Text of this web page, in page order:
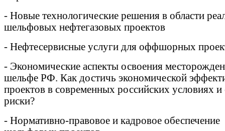
- Новые технологические решения в области
шельфовых нефтегазовых проектов
- Нефтесервисные услуги для оффшорных
- Экономические аспекты освоения
шельфе РФ. Как достичь экономической
проектов в современных российских условиях и
риски?
- Нормативно-правовое и кадровое обеспечение